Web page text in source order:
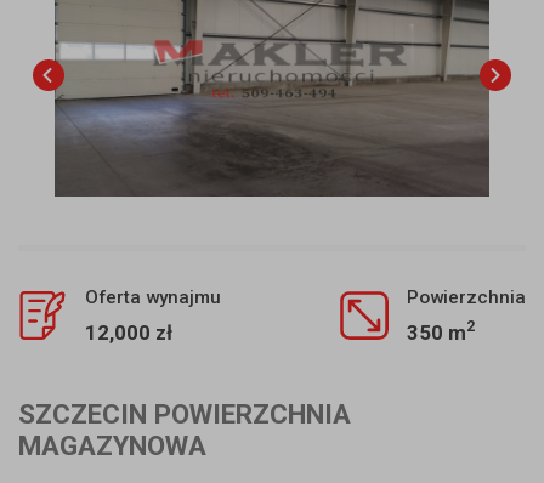
Oferta wynajmu
12,000 zł
Powierzchnia
350 m2
SZCZECIN POWIERZCHNIA
MAGAZYNOWA